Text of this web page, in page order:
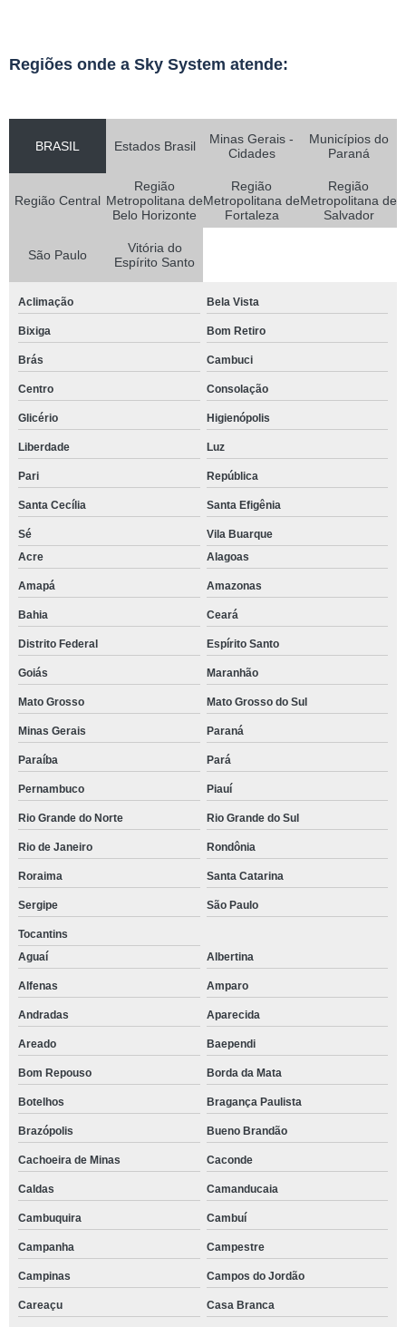
Regiões onde a Sky System atende:
BRASIL Estados Brasil
Minas Gerais -
Cidades
Municípios do
Paraná
Região Central
Região
Metropolitana de
Belo Horizonte
Região
Metropolitana de
Fortaleza
Região
Metropolitana de
Salvador
São Paulo
Vitória do
Espírito Santo
Aclimação Bela Vista
Bixiga Bom Retiro
Brás Cambuci
Centro Consolação
Glicério Higienópolis
Liberdade Luz
Pari República
Santa Cecília Santa Efigênia
Sé
Vila Buarque
Acre
Alagoas
Amapá Amazonas
Bahia Ceará
Distrito Federal Espírito Santo
Goiás Maranhão
Mato Grosso Mato Grosso do Sul
Minas Gerais Paraná
Paraíba Pará
Pernambuco Piauí
Rio Grande do Norte Rio Grande do Sul
Rio de Janeiro Rondônia
Roraima Santa Catarina
Sergipe São Paulo
Tocantins
Aguaí
Albertina
Alfenas Amparo
Andradas Aparecida
Areado Baependi
Bom Repouso Borda da Mata
Botelhos Bragança Paulista
Brazópolis Bueno Brandão
Cachoeira de Minas Caconde
Caldas Camanducaia
Cambuquira Cambuí
Campanha Campestre
Campinas Campos do Jordão
Careaçu Casa Branca